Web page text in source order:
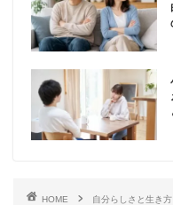
HOME
自分らしさと生き方